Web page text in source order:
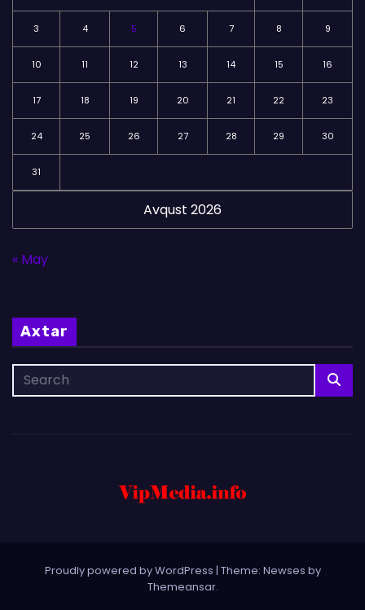
Avqust 2026
3 4 5 6 7 8 9
10 11 12 13 14 15 16
17 18 19 20 21 22 23
24 25 26 27 28 29 30
31
« May
Axtar
Proudly powered by WordPress | Theme: Newses by
Themeansar.